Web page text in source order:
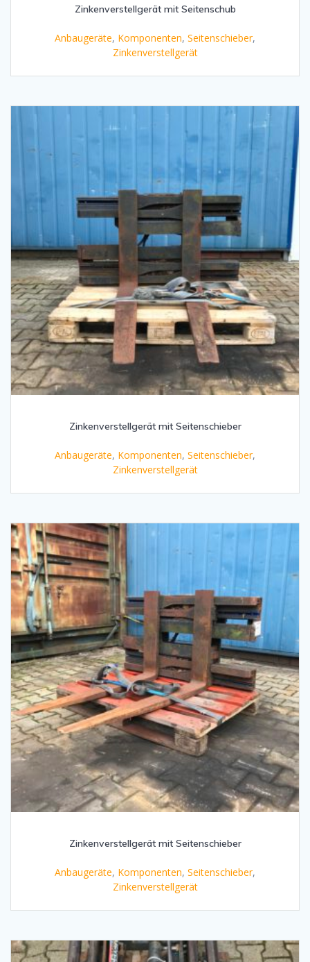
Zinkenverstellgerät mit Seitenschub
Anbaugeräte, Komponenten, Seitenschieber,
Zinkenverstellgerät
Zinkenverstellgerät mit Seitenschieber
Anbaugeräte, Komponenten, Seitenschieber,
Zinkenverstellgerät
Zinkenverstellgerät mit Seitenschieber
Anbaugeräte, Komponenten, Seitenschieber,
Zinkenverstellgerät